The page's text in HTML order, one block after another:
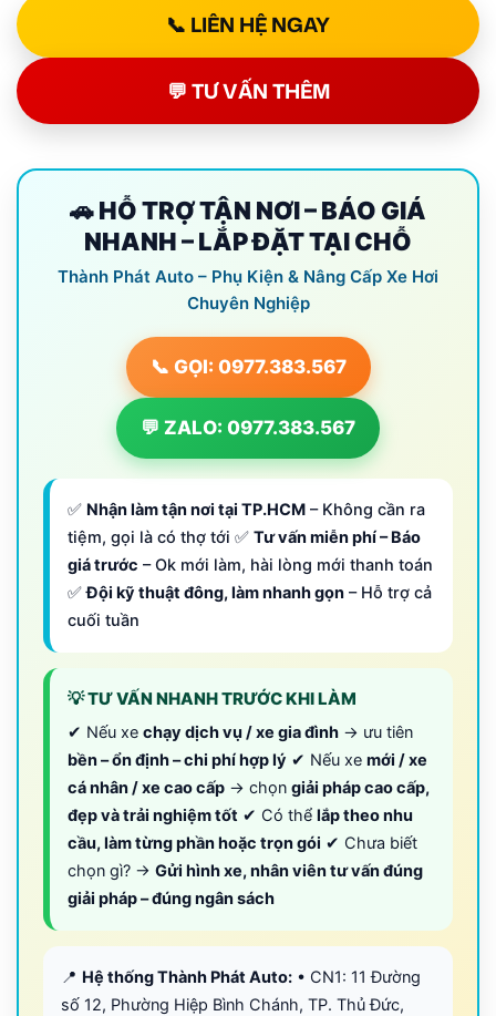
📞 LIÊN HỆ NGAY
💬 TƯ VẤN THÊM
🚗 HỖ TRỢ TẬN NƠI – BÁO GIÁ
NHANH – LẮP ĐẶT TẠI CHỖ
Thành Phát Auto – Phụ Kiện & Nâng Cấp Xe Hơi
Chuyên Nghiệp
📞 GỌI: 0977.383.567
💬 ZALO: 0977.383.567
✅ Nhận làm tận nơi tại TP.HCM – Không cần ra
tiệm, gọi là có thợ tới ✅ Tư vấn miễn phí – Báo
giá trước – Ok mới làm, hài lòng mới thanh toán
✅Đội kỹ thuật đông, làm nhanh gọn – Hỗ trợ cả
cuối tuần
💡 TƯ VẤN NHANH TRƯỚC KHI LÀM
✔ Nếu xe chạy dịch vụ / xe gia đình → ưu tiên
bền – ổn định – chi phí hợp lý ✔ Nếu xe mới / xe
cá nhân / xe cao cấp → chọn giải pháp cao cấp,
đẹp và trải nghiệm tốt ✔ Có thể lắp theo nhu
cầu, làm từng phần hoặc trọn gói ✔ Chưa biết
chọn gì? → Gửi hình xe, nhân viên tư vấn đúng
giải pháp – đúng ngân sách
📍 Hệ thống Thành Phát Auto: • CN1: 11 Đường
số 12, Phường Hiệp Bình Chánh, TP. Thủ Đức,